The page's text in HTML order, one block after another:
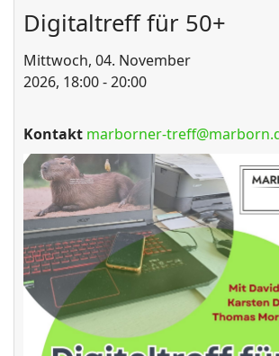
Digitaltreff für 50+
Mittwoch, 04. November
2026, 18:00 - 20:00
Kontakt marborner-
anzeigen